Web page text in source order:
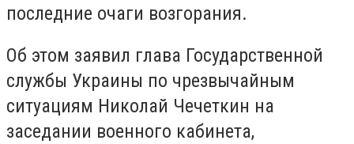
последние очаги возгорания.
Об этом заявил глава Государственной
службы Украины по чрезвычайным
ситуациям Николай Чечеткин на
заседании военного кабинета,